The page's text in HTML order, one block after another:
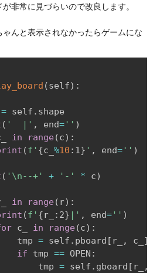
非常に見づらいので改良します。
んと表示されなかったらゲームにな
(self) :
= self . shape
( '  |' , end= '' )
in range (c) :
(f' {c_ %10 : 1} ' , end= '' )
( '\n--+' + '-' * c)
in range ( r) :
(f' {r_ : 2} |' , end= '' )
c_ in range (c) :
tmp
= self . pboard [ r_ , c_
]
if tmp == OPEN :
tmp
= self . gboard [ r_ ,